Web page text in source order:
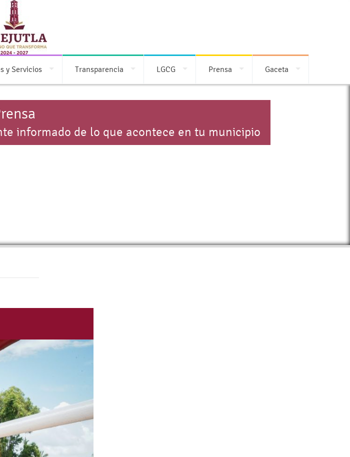
y Servicios Transparencia LGCG Prensa Gaceta
informado de lo que acontece en tu municipio